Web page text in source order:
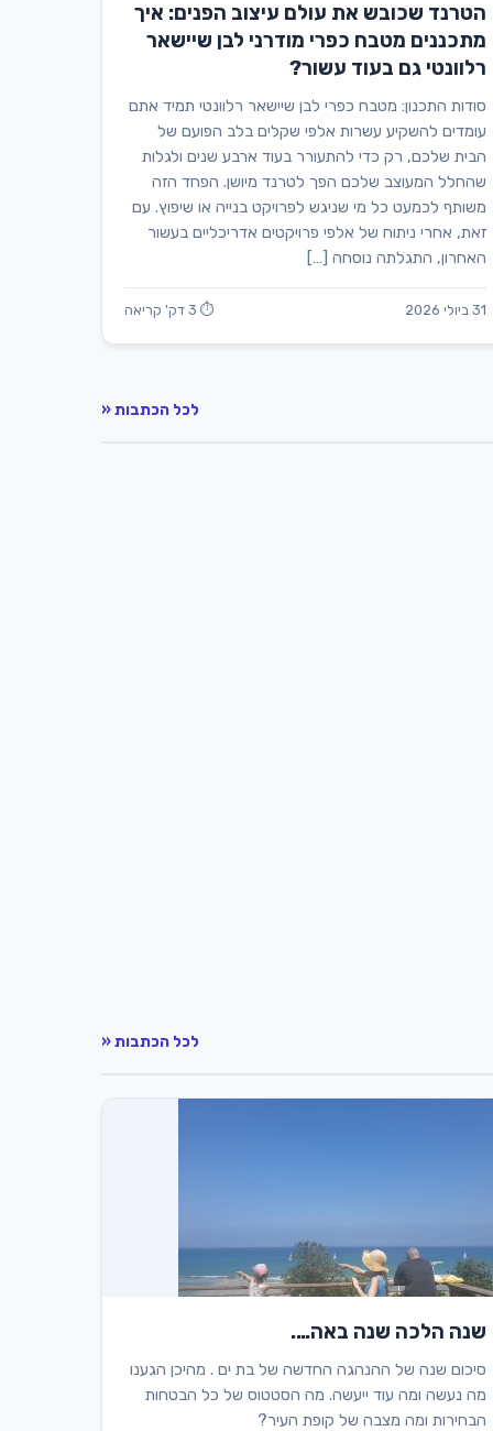
הטרנד שכובש את עולם עיצוב הפנים: איך
מתכננים מטבח כפרי מודרני לבן שיישאר
רלוונטי גם בעוד עשור?
סודות התכנון: מטבח כפרי לבן שיישאר רלוונטי תמיד אתם
עומדים להשקיע עשרות אלפי שקלים בלב הפועם של
הבית שלכם, רק כדי להתעורר בעוד ארבע שנים ולגלות
שהחלל המעוצב שלכם הפך לטרנד מיושן. הפחד הזה
משותף לכמעט כל מי שניגש לפרויקט בנייה או שיפוץ. עם
זאת, אחרי ניתוח של אלפי פרויקטים אדריכליים בעשור
האחרון, התגלתה נוסחה […]
31 ביולי 2026 ⏱ 3 דק' קריאה
לכל הכתבות «
לכל הכתבות «
שנה הלכה שנה באה….
סיכום שנה של ההנהגה החדשה של בת ים . מהיכן הגענו
מה נעשה ומה עוד ייעשה. מה הסטטוס של כל הבטחות
הבחירות ומה מצבה של קופת העיר?